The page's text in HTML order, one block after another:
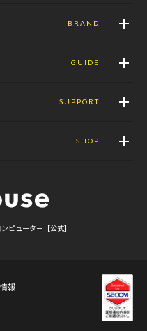
BRAND
GUIDE
SUPPORT
SHOP
ピューター【公式】
報